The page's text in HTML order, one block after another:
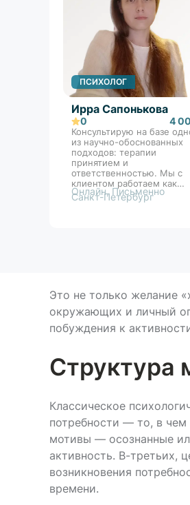
ПСИХОЛОГ
Ирра Сапонькова
0 4
Консультирую на базе
из научно-обоснованных
подходов: терапии
принятием и
ответственностью. Мы с
клиентом работаем как
команда над достижением
целей и задач терапии.
позволяет, предпочитаю
интервенции с быстрым
эффектом.
Онлайн, Письменно
Санкт-Петербург
Это не только желание
окружающих и личный
побуждения к
Структура
Классическое
потребности — то, в чем
мотивы — осознанные
активность. В-третьих,
возникновения
времени.